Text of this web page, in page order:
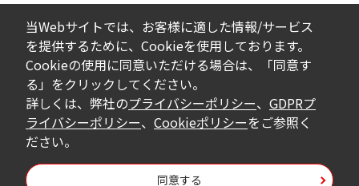
べての掲載物の変更は一切行わないでくださ
い。お客様による内容の変更により、何らか
の欠陥が生じたとしても、弊社では一切の保
証をいたしません。また、内容の変更の結
果、万一お客様に損害が生じたとしても、弊
社及び販売店等は一切の責任を負いません。
掲載の取扱説明書等は、製品発売当時の内容
になっております。内容において、法律、仕
当Webサイトでは、お客様に適した情報/サービス
を提供するために、Cookieを使用しております。
Cookieの使用に同意いただける場合は、「同意す
る」をクリックしてください。
詳しくは、弊社のプライバシーポリシー、 GDPRプ
ライバシーポリシー、 Cookieポリシーをご参照く
ださい。
同意する